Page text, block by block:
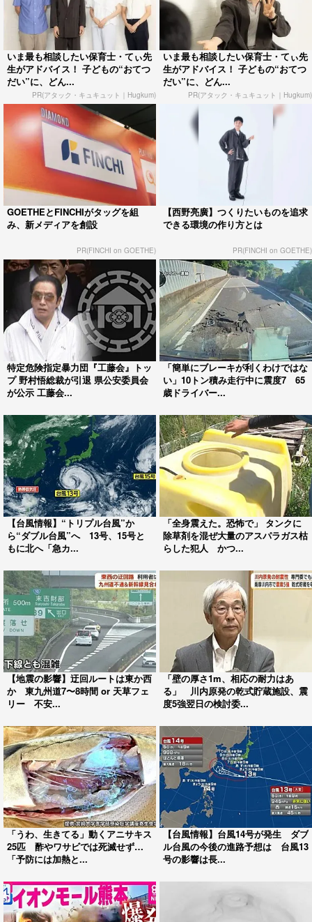
いま最も相談したい保育士・てぃ先
生がアドバイス！ 子どもの“おてつ
だい”に、どん...
PR(アタック・キュキュット｜Hugkum)
いま最も相談したい保育士・てぃ先
生がアドバイス！ 子どもの“おてつ
だい”に、どん...
PR(アタック・キュキュット｜Hugkum)
GOETHEとFINCHIがタッグを組
み、新メディアを創設
PR(FINCHI on GOETHE)
【西野亮廣】つくりたいものを追求
できる環境の作り方とは
PR(FINCHI on GOETHE)
特定危険指定暴力団『工藤会』トッ
プ 野村悟総裁が引退 県公安委員会
が公示 工藤会...
「簡単にブレーキが利くわけではな
い」10トン積み走行中に震度7 65
歳ドライバー...
【台風情報】“トリプル台風”か
ら“ダブル台風”へ 13号、15号と
もに北へ「急カ...
「全身震えた。恐怖で」 タンクに
除草剤を混ぜ大量のアスパラガス枯
らした犯人 かつ...
【地震の影響】迂回ルートは東か西
か 東九州道7〜8時間 or 天草フェ
リー 不安...
「壁の厚さ1m、相応の耐力はあ
る」 川内原発の乾式貯蔵施設、震
度5強翌日の検討委...
「うわ、生きてる」動くアニサキス
25匹 酢やワサビでは死滅せず…
「予防には加熱と...
【台風情報】台風14号が発生 ダブ
ル台風の今後の進路予想は 台風13
号の影響は長...